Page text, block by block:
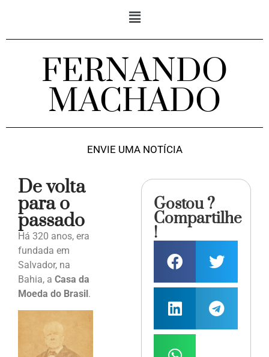
FERNANDO
MACHADO
ENVIE UMA NOTÍCIA
De volta
para o
passado
Há 320 anos, era
fundada em
Salvador, na
Bahia, a Casa da
Moeda do Brasil .
Gostou ?
Compartilhe
!